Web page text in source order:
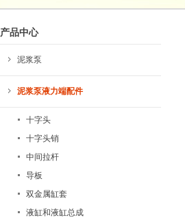
产品中心
泥浆泵
泥浆泵液力端配件
十字头
十字头销
中间拉杆
导板
双金属缸套
液缸和液缸总成